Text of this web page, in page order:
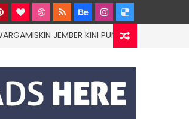
JEMBER KINI PUNYA DOKTER PRIBADI